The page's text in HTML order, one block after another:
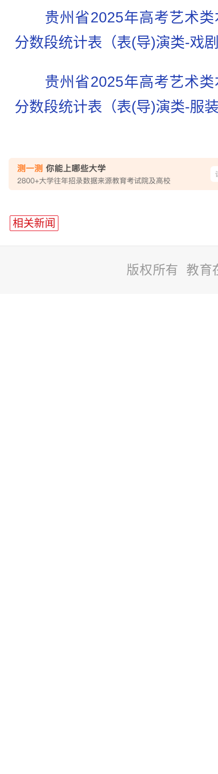
贵州省2025年高考艺术
分数段统计表（表(导)演类-戏
贵州省2025年高考艺术
分数段统计表（表(导)演类-服
相关新闻
版权所有 教育